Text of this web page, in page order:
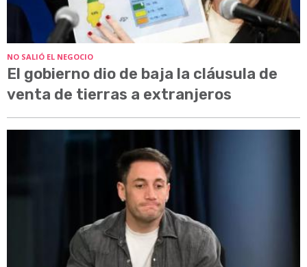
NO SALIÓ EL NEGOCIO
El gobierno dio de baja la cláusula de
venta de tierras a extranjeros